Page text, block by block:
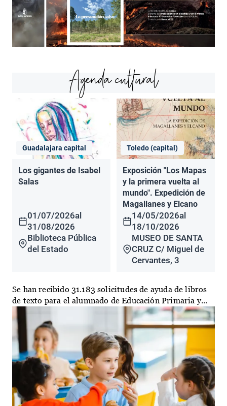
Agenda cultural
Guadalajara capital
Los gigantes de Isabel
Salas
01/07/2026al
31/08/2026
Biblioteca Pública
del Estado
Toledo (capital)
Exposición "Los Mapas
y la primera vuelta al
mundo". Expedición de
Magallanes y Elcano
14/05/2026al
18/10/2026
MUSEO DE SANTA
CRUZ C/ Miguel de
Cervantes, 3
Se han recibido 31.183 solicitudes de ayuda de libros
de texto para el alumnado de Educación Primaria y...